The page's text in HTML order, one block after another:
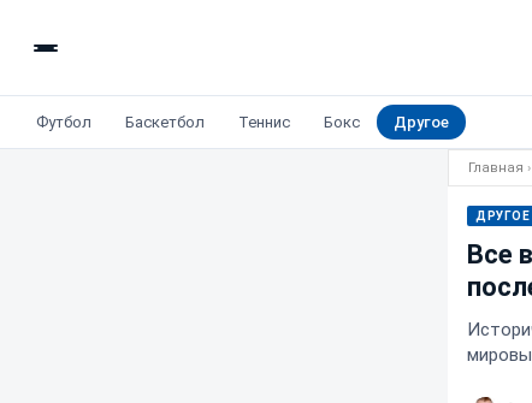
Футбол Баскетбол Теннис Бокс Другое
Главная ›
ДРУГОЕ
Все